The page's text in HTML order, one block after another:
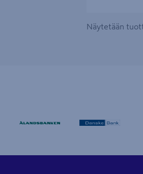
Näytetään